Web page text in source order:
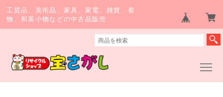
工芸品、美術品、家具、家電、雑貨、着
物、和装小物などの中古品販売